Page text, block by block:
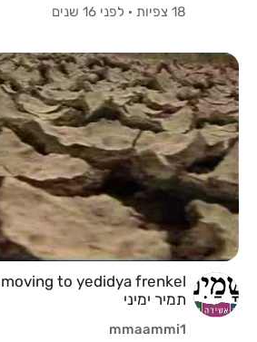
18 צפיות
· לפני 16 שנים
תמיר ימיני
mmaammi1